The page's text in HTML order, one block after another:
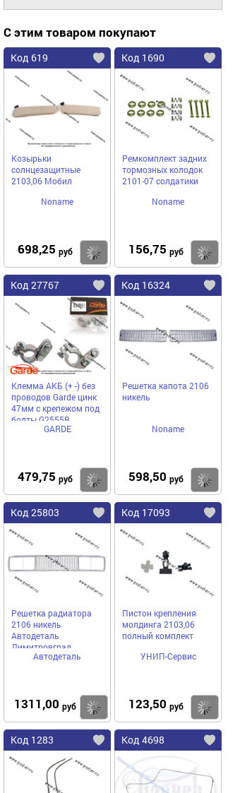
С этим товаром покупают
Код 619
Козырьки
солнцезащитные
2103,06 Мобил
Noname
698,25 руб Купить
Код 1690
Ремкомплект задних
тормозных колодок
2101-07 солдатики
Noname
156,75 руб
Код 27767
Клемма АКБ (+ -) без
проводов Garde цинк
47мм с крепежом под
болты G2555B
GARDE
479,75 руб Купить
Код 16324
Решетка капота 2106
никель
Noname
598,50 руб
Код 25803
Решетка радиатора
2106 никель
Автодеталь
Димитровград
Автодеталь
1311,00 руб Купить
Код 17093
Пистон крепления
молдинга 2103,06
полный комплект
УНИП-Сервис
123,50 руб
Код 1283 Код 4698